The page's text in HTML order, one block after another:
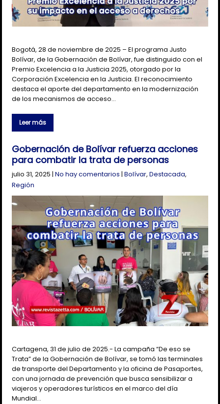
Bogotá, 28 de noviembre de 2025 – El programa Justo
Bolívar, de la Gobernación de Bolívar, fue distinguido con el
Premio Excelencia a la Justicia 2025, otorgado por la
Corporación Excelencia en la Justicia. El reconocimiento
destaca el aporte del departamento en la modernización
de los mecanismos de acceso…
Leer más
Gobernación de Bolívar refuerza acciones
para combatir la trata de personas
julio 31, 2025 |No hay comentarios |Bolívar,Destacada,
Región
Cartagena, 31 de julio de 2025.- La campaña “De eso se
Trata” de la Gobernación de Bolívar, se tomó las terminales
de transporte del Departamento y la oficina de Pasaportes,
con una jornada de prevención que busca sensibilizar a
viajeros y operadores turísticos en el marco del día
Mundial…